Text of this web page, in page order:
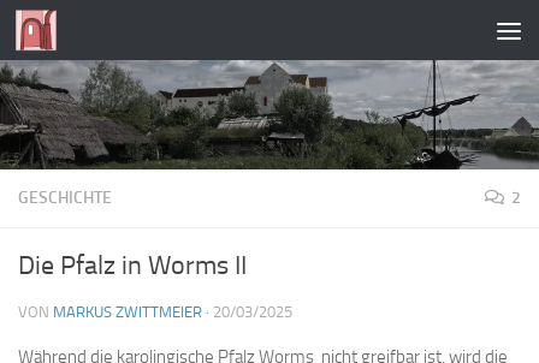
Zum Inhalt springen
GESCHICHTE 2
Die Pfalz in Worms II
VON MARKUS ZWITTMEIER · 20/03/2025
Während die karolingische Pfalz Worms nicht greifbar ist, wird die